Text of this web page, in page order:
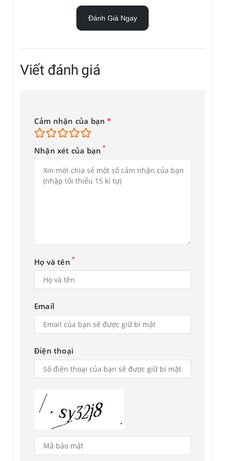
đối với chiếc màn hình này người dùng sẽ luôn có thể coi
phim hay chơi game vô cùng thoải mái. Đặc biệt công
nghệ Dynamic AMOLED 2X và Vision Booster cũng được nhà
từng chi tiết nhỏ nhất. Mặt kính cường lực Corning Gorilla
Glass Victus+ bảo vệ màn hình an toàn tránh khỏi các tác
Camera 50MP + 12MP + 10MP sắc nét, nhiều tính
năng chụp ảnh
Bên cạnh đó chiếc smartphone này cũng hỗ trợ nhiều tính
năng chụp hình ấn tượng như: HDR, hỗ trợ quay video K với
đèn flash LED đi kèm sẽ mang lại cho bạn những trải nghiệm
tuyệt vời khi chụp hình với gia đình bạn bè. Nếu là người
thường xuyên chụp hình thì chắc chắn bạn không nên bỏ
Đánh Giá Ngay
Viết đánh giá
Cảm nhận của bạn*
Nhận xét của bạn *
Họ và tên *
Email
Điện thoại